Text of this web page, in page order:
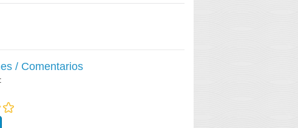
/ Comentarios
: